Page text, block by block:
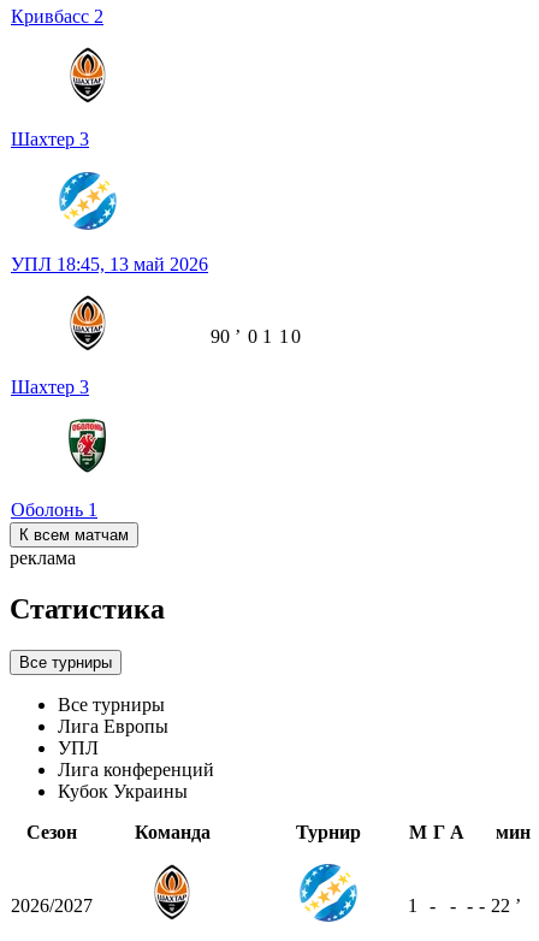
Кривбасс 2
Шахтер 3
УПЛ 18:45, 13 май 2026
Шахтер 3
Оболонь 1
90 ʼ 0 1 1 0
К всем матчам
реклама
Статистика
Все турниры
Все турниры
Лига Европы
УПЛ
Лига конференций
Кубок Украины
Сезон
Команда Турнир М Г А мин
2026/2027 1 - - - - 22 ʼ